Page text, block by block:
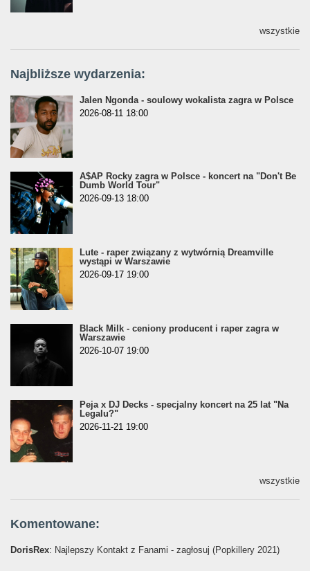
wszystkie
Najbliższe wydarzenia:
Jalen Ngonda - soulowy wokalista zagra w Polsce
2026-08-11 18:00
A$AP Rocky zagra w Polsce - koncert na "Don't Be
Dumb World Tour"
2026-09-13 18:00
Lute - raper związany z wytwórnią Dreamville
wystąpi w Warszawie
2026-09-17 19:00
Black Milk - ceniony producent i raper zagra w
Warszawie
2026-10-07 19:00
Peja x DJ Decks - specjalny koncert na 25 lat "Na
Legalu?"
2026-11-21 19:00
wszystkie
Komentowane:
DorisRex: Najlepszy Kontakt z Fanami - zagłosuj (Popkillery 2021)